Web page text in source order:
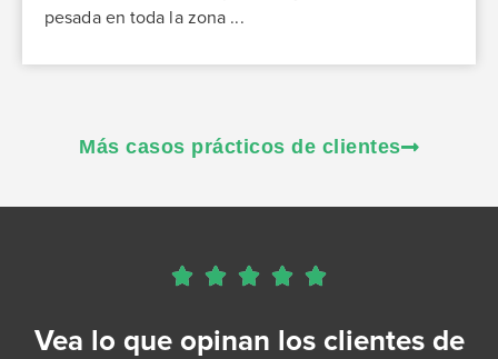
pesada en toda la zona ...
Más casos prácticos de clientes
    
Vea lo que opinan los clientes de